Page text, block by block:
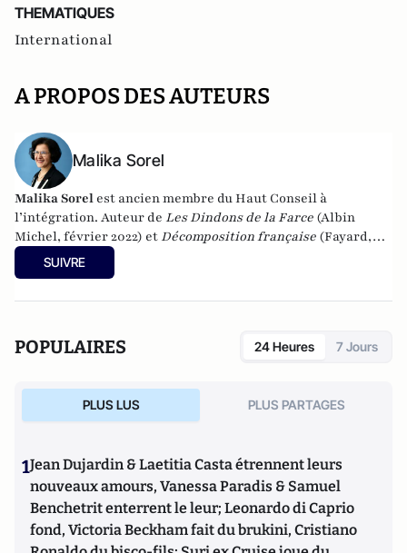
THEMATIQUES
International
A PROPOS DES AUTEURS
Malika Sorel
Malika Sorel est ancien membre du Haut Conseil à
l’intégration. Auteur de Les Dindons de la Farce (Albin
Michel, février 2022) et Décomposition française (Fayard,
2015) qui a reçu le prix « Honneur et Patrie » de la Société
des Membres de la Légion d’Honneur. Elle est numéro 2 sur
SUIVRE
POPULAIRES 24 Heures 7 Jours
PLUS LUS PLUS PARTAGES
1Jean Dujardin & Laetitia Casta étrennent leurs
nouveaux amours, Vanessa Paradis & Samuel
Benchetrit enterrent le leur; Leonardo di Caprio
fond, Victoria Beckham fait du brukini, Cristiano